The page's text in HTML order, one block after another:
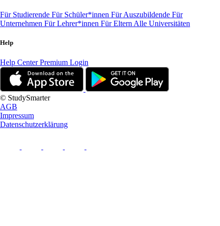
Für Studierende Für Schüler*innen Für Auszubildende Für
Unternehmen Für Lehrer*innen Für Eltern Alle Universitäten
Help
Help CenterPremium Login
© StudySmarter
AGB
Impressum
Datenschutzerklärung